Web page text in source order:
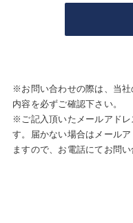
※お問い合わせの際は、当
内容を必ずご確認下さい。
※ご記入頂いたメールアド
す。届かない場合はメール
ますので、お電話にてお問い